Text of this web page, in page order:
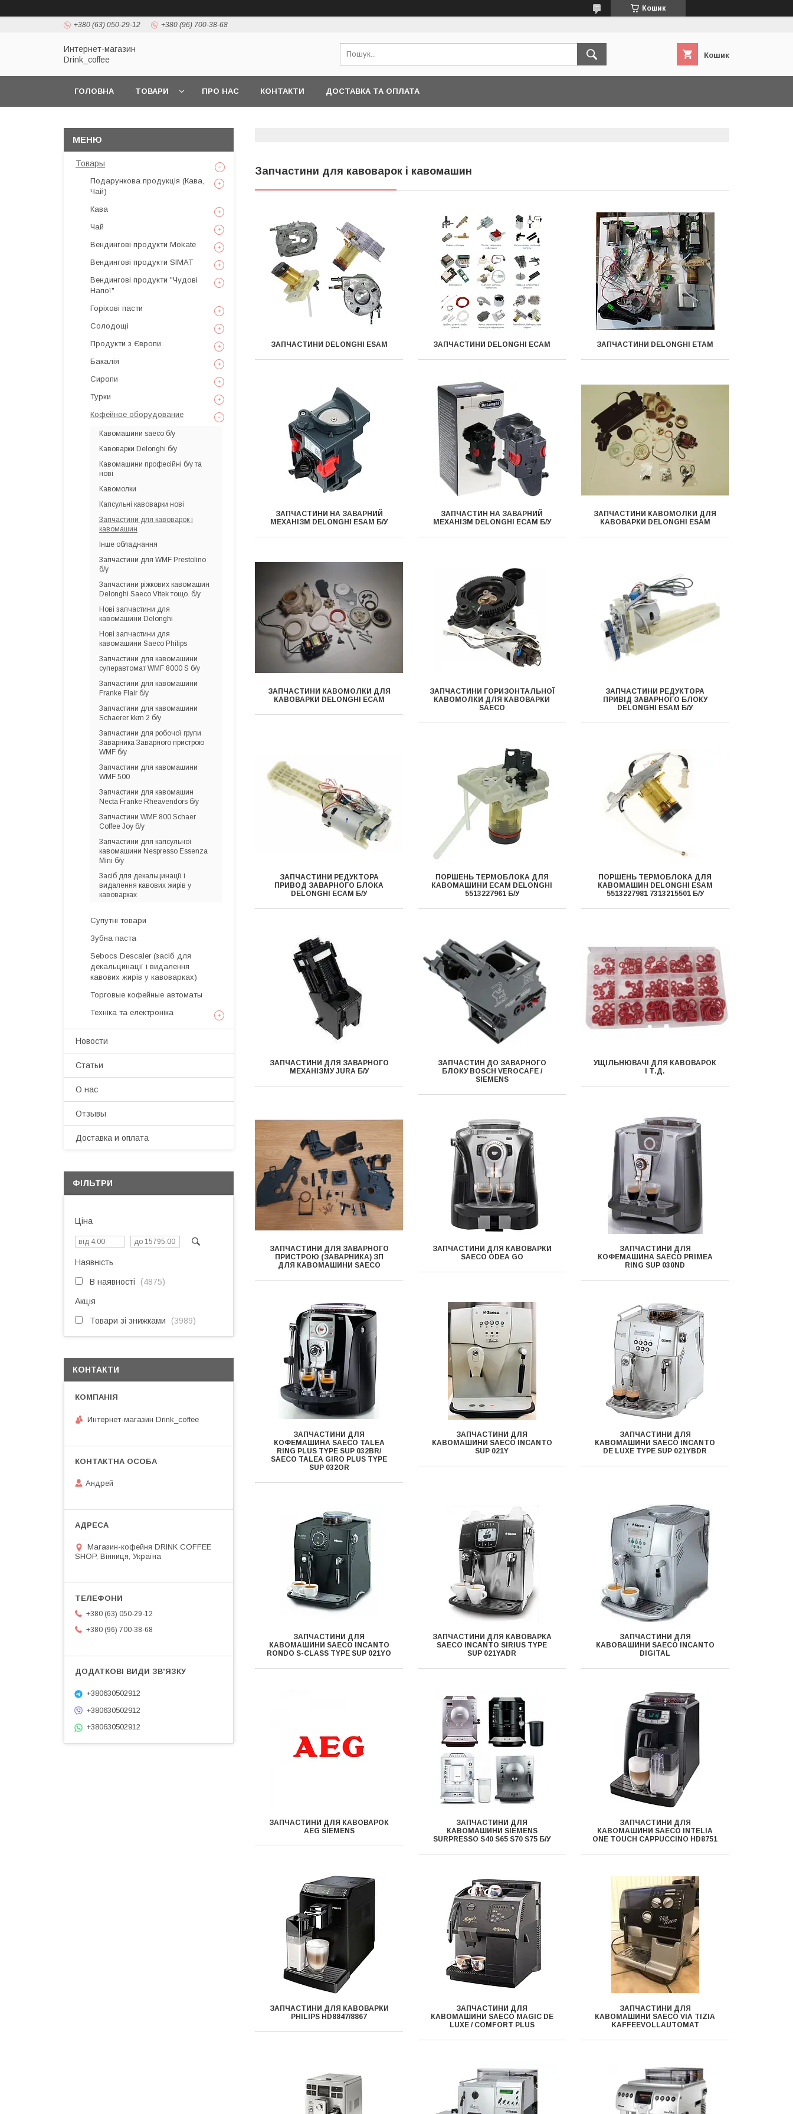
Кошик
+380 (63) 050-29-12 +380 (96) 700-38-68
Интернет-магазин
Drink_coffee
Кошик
ГОЛОВНА ТОВАРИ ПРО НАС КОНТАКТИ ДОСТАВКА ТА ОПЛАТА
Запчастини для кавоварок і кавомашин
ЗАПЧАСТИНИ DELONGHI ESAM ЗАПЧАСТИНИ DELONGHI ЕСАМ ЗАПЧАСТИНИ DELONGHI ЕТАМ
ЗАПЧАСТИНИ НА ЗАВАРНИЙ
МЕХАНІЗМ DELONGHI ESAM Б/У
ЗАПЧАСТИН НА ЗАВАРНИЙ
МЕХАНІЗМ DELONGHI ECAM Б/У
ЗАПЧАСТИНИ КАВОМОЛКИ ДЛЯ
КАВОВАРКИ DELONGHI ESAM
ЗАПЧАСТИНИ КАВОМОЛКИ ДЛЯ
КАВОВАРКИ DELONGHI ECAM
ЗАПЧАСТИНИ ГОРИЗОНТАЛЬНОЇ
КАВОМОЛКИ ДЛЯ КАВОВАРКИ
SAECO
ЗАПЧАСТИНИ РЕДУКТОРА
ПРИВІД ЗАВАРНОГО БЛОКУ
DELONGHI ESAM Б/У
ЗАПЧАСТИНИ РЕДУКТОРА
ПРИВОД ЗАВАРНОГО БЛОКА
DELONGHI ECAM Б/У
ПОРШЕНЬ ТЕРМОБЛОКА ДЛЯ
КАВОМАШИНИ ECAM DELONGHI
5513227961 Б/У
ПОРШЕНЬ ТЕРМОБЛОКА ДЛЯ
КАВОМАШИН DELONGHI ESAM
5513227981 7313215501 Б/У
ЗАПЧАСТИНИ ДЛЯ ЗАВАРНОГО
МЕХАНІЗМУ JURA Б/У
ЗАПЧАСТИН ДО ЗАВАРНОГО
БЛОКУ BOSCH VEROCAFE /
SIEMENS
УЩІЛЬНЮВАЧІ ДЛЯ КАВОВАРОК
І Т.Д.
ЗАПЧАСТИНИ ДЛЯ ЗАВАРНОГО
ПРИСТРОЮ (ЗАВАРНИКА) ЗП
ДЛЯ КАВОМАШИНИ SAECO
ЗАПЧАСТИНИ ДЛЯ КАВОВАРКИ
SAECO ODEA GO
ЗАПЧАСТИНИ ДЛЯ
КОФЕМАШИНА SAECO PRIMEA
RING SUP 030ND
ЗАПЧАСТИНИ ДЛЯ
КОФЕМАШИНА SAECO TALEA
RING PLUS TYPE SUP 032BR/
SAECO TALEA GIRO PLUS TYPE
SUP 032OR
ЗАПЧАСТИНИ ДЛЯ
КАВОМАШИНИ SAECO INCANTO
SUP 021Y
ЗАПЧАСТИНИ ДЛЯ
КАВОМАШИНИ SAECO INCANTO
DE LUXE TYPE SUP 021YBDR
ЗАПЧАСТИНИ ДЛЯ
КАВОМАШИНИ SAECO INCANTO
RONDO S-CLASS TYPE SUP 021YО
ЗАПЧАСТИНИ ДЛЯ КАВОВАРКА
SAECO INCANTO SIRIUS TYPE
SUP 021YADR
ЗАПЧАСТИНИ ДЛЯ
КАВОВАШИНИ SAECO INCANTO
DIGITAL
ЗАПЧАСТИНИ ДЛЯ КАВОВАРОК
AEG SIEMENS
ЗАПЧАСТИНИ ДЛЯ
КАВОМАШИНИ SIEMENS
SURPRESSO S40 S65 S70 S75 Б/У
ЗАПЧАСТИНИ ДЛЯ
КАВОМАШИНИ SAECO INTELIA
ONE TOUCH CAPPUCCINO HD8751
ЗАПЧАСТИНИ ДЛЯ КАВОВАРКИ
PHILIPS HD8847/8867
ЗАПЧАСТИНИ ДЛЯ
КАВОМАШИНИ SAECO MAGIC DE
LUXE / COMFORT PLUS
ЗАПЧАСТИНИ ДЛЯ
КАВОМАШИНИ SAECO VIA TIZIA
KAFFEEVOLLAUTOMAT
Товары
Подарункова продукція (Кава,
Чай)
Кава
Чай
Вендингові продукти Mokate
Вендингові продукти SIMAT
Вендингові продукти "Чудові
Напої"
Горіхові пасти
Солодощі
Продукти з Європи
Бакалія
Сиропи
Турки
Кофейное оборудование
Кавомашини saeco б/у
Кавоварки Delonghi б/у
Кавомашини професійні б/у та
нові
Кавомолки
Капсульні кавоварки нові
Запчастини для кавоварок і
кавомашин
Інше обладнання
Запчастини для WMF Prestolino
б/у
Запчастини ріжкових кавомашин
Delonghi Saeco Vitek тощо. б/у
Нові запчастини для
кавомашини Delonghi
Нові запчастини для
кавомашини Saeco Philips
Запчастини для кавомашини
суперавтомат WMF 8000 S б/у
Запчастини для кавомашини
Franke Flair б/у
Запчастини для кавомашини
Schaerer kkm 2 б/у
Запчастини для робочої групи
Заварника Заварного пристрою
WMF б/у
Запчастини для кавомашини
WMF 500
Запчастини для кавомашин
Necta Franke Rheavendors б/у
Запчастини WMF 800 Schaer
Coffee Joy б/у
Запчастини для капсульної
кавомашини Nespresso Essenza
Mini б/у
Засіб для декальцинації і
видалення кавових жирів у
кавоварках
Супутні товари
Зубна паста
Sebocs Descaler (засіб для
декальцинації і видалення
кавових жирів у кавоварках)
Торговые кофейные автоматы
Техніка та електроніка
Новости
Статьи
О нас
Отзывы
Доставка и оплата
ФІЛЬТРИ
Ціна
Наявність
В наявності 4875
Акція
Товари зі знижками 3989
КОНТАКТИ
Интернет-магазин Drink_coffee
Андрей
Магазин-кофейня DRINK COFFEE
SHOP, Вінниця, Україна
+380 (63) 050-29-12
+380 (96) 700-38-68
+380630502912
+380630502912
+380630502912